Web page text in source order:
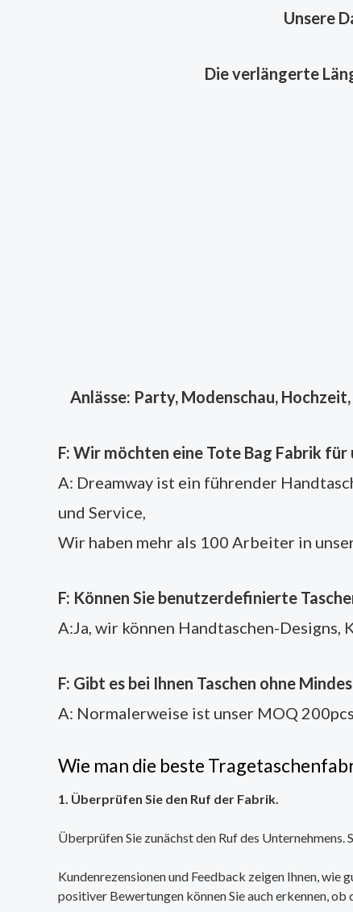
Unsere
Die verlängerte
Anlässe: Party, Modenschau,
F: Wir möchten eine Tote Bag Fabrik für
A: Dreamway ist ein führender
und Service,
Wir haben mehr als 100 Arbeiter in
F: Können Sie benutzerdefinierte
A:Ja, wir können Handtaschen-Designs,
F: Gibt es bei Ihnen Taschen ohne
A: Normalerweise ist unser MOQ
Wie man die beste
1. Überprüfen Sie den Ruf der Fabrik.
Überprüfen Sie zunächst den Ruf des Unternehmens.
Kundenrezensionen und Feedback zeigen Ihnen,
positiver Bewertungen können Sie auch erkennen,